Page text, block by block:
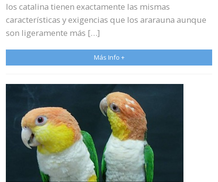
los catalina tienen exactamente las mismas
características y exigencias que los ararauna aunque
son ligeramente más […]
Más Info +